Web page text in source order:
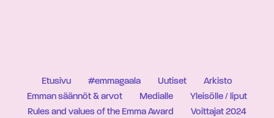
Etusivu #emmagaala Uutiset
Arkisto
Emman säännöt & arvot
Medialle
Yleisölle / liput
Rules and values of the Emma Award
Voittajat 2024